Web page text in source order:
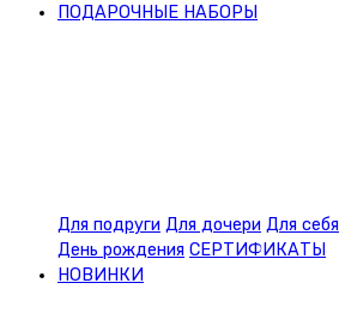
ПОДАРОЧНЫЕ НАБОРЫ
Для подруги Для дочери Для себя
День рождения СЕРТИФИКАТЫ
НОВИНКИ